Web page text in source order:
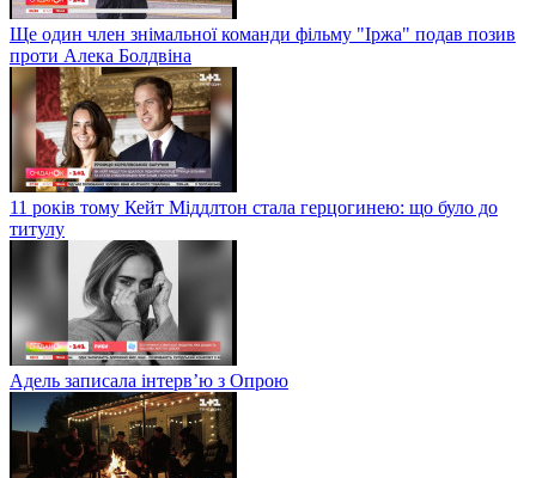
Ще один член знімальної команди фільму "Іржа" подав позив
проти Алека Болдвіна
11 років тому Кейт Міддлтон стала герцогинею: що було до
титулу
Адель записала інтерв’ю з Опрою